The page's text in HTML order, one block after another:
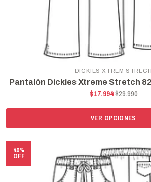
DICKIES XTREM STRECH
Pantalón Dickies Xtreme Stretch
$17.994$29.990
VER OPCIONES
40%
OFF